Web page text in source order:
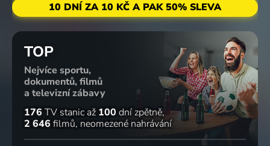
10 DNÍ ZA 10 KČ A PAK 50% SLEVA
TOP
Nejvíce sportu,
dokumentů, filmů
a televizní zábavy
176 TV stanic až 100 dní zpětně
2 646 filmů neomezené nahrávání